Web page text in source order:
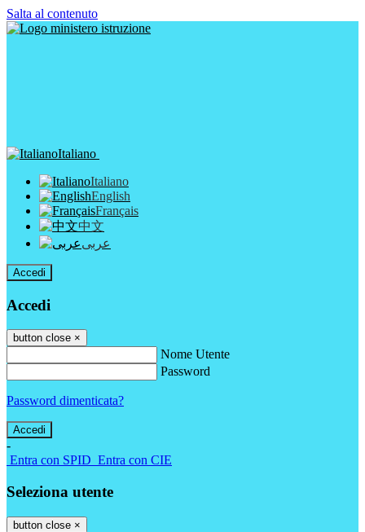
Salta al contenuto
Italiano
Italiano
English
Français
中文
عربى
Accedi
Accedi
button close ×
Nome Utente
Password
Password dimenticata?
-
Entra con SPID Entra con CIE
Seleziona utente
button close ×